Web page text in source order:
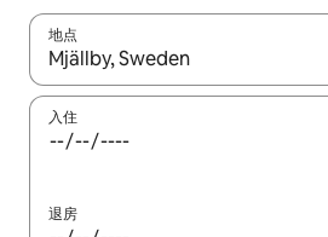
地点
如有搜索结果，请使用上下方向键
入住
退房